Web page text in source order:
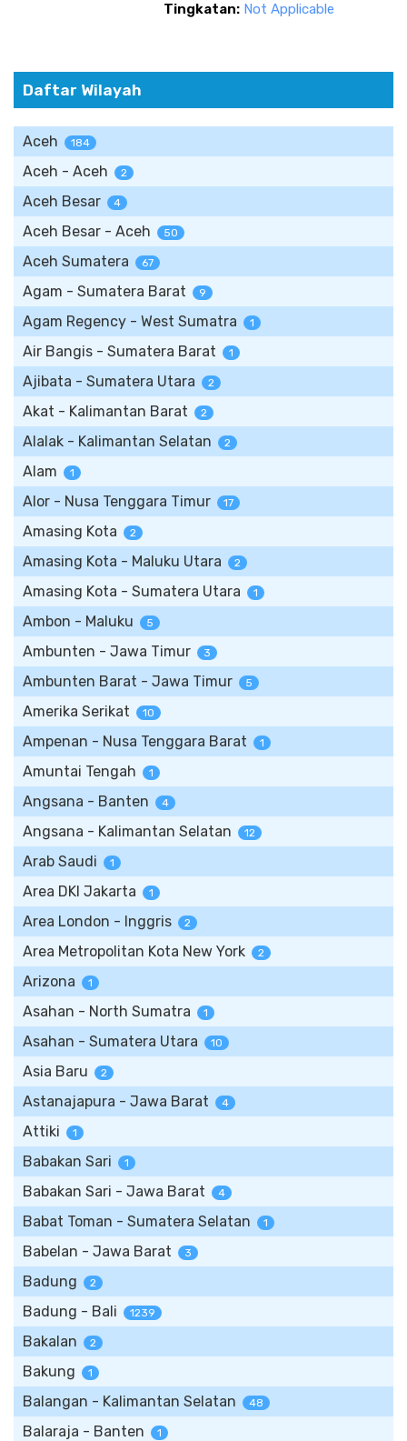
Tingkatan: Not Applicable
Daftar Wilayah
Aceh 184
Aceh - Aceh 2
Aceh Besar 4
Aceh Besar - Aceh 50
Aceh Sumatera 67
Agam - Sumatera Barat 9
Agam Regency - West Sumatra 1
Air Bangis - Sumatera Barat 1
Ajibata - Sumatera Utara 2
Akat - Kalimantan Barat 2
Alalak - Kalimantan Selatan 2
Alam 1
Alor - Nusa Tenggara Timur 17
Amasing Kota 2
Amasing Kota - Maluku Utara 2
Amasing Kota - Sumatera Utara 1
Ambon - Maluku 5
Ambunten - Jawa Timur 3
Ambunten Barat - Jawa Timur 5
Amerika Serikat 10
Ampenan - Nusa Tenggara Barat 1
Amuntai Tengah 1
Angsana - Banten 4
Angsana - Kalimantan Selatan 12
Arab Saudi 1
Area DKI Jakarta 1
Area London - Inggris 2
Area Metropolitan Kota New York 2
Arizona 1
Asahan - North Sumatra 1
Asahan - Sumatera Utara 10
Asia Baru 2
Astanajapura - Jawa Barat 4
Attiki 1
Babakan Sari 1
Babakan Sari - Jawa Barat 4
Babat Toman - Sumatera Selatan 1
Babelan - Jawa Barat 3
Badung 2
Badung - Bali 1239
Bakalan 2
Bakung 1
Balangan - Kalimantan Selatan 48
Balaraja - Banten 1